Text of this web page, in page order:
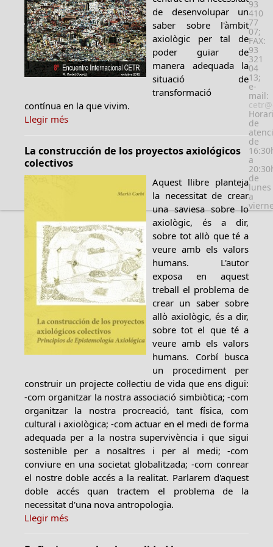
de desenvolupar un
saber sobre l'àmbit
axiològic per tal de
poder guiar de
manera adequada la
situació de
transformació
contínua en la que vivim.
Llegir més
La construcción de los proyectos axiológicos
colectivos
Aquest llibre planteja
la necessitat de crear
una saviesa sobre lo
axiològic, és a dir,
sobre tot allò que té a
veure amb els valors
humans. L'autor
exposa en aquest
treball el problema de
crear un saber sobre
allò axiològic, és a dir,
sobre tot el que té a
veure amb els valors
humans. Corbí busca
un procediment per
construir un projecte col·lectiu de vida que ens digui:
-com organitzar la nostra associació simbiòtica; -com
organitzar la nostra procreació, tant física, com
cultural i axiològica; -com actuar en el medi de forma
adequada per a la nostra supervivència i que sigui
sostenible per a nosaltres i per al medi; -com
conviure en una societat globalitzada; -com conrear
el nostre doble accés a la realitat. Parlarem d'aquest
doble accés quan tractem el problema de la
necessitat d'una nova antropologia.
Llegir més
93
410
77
07;
FAX:
93
321
04
13;
e-
mail:
de
de
a
de
lunes
a